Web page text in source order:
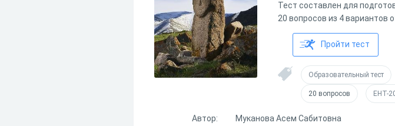
Тест составлен для
20 вопросов из 4 вариантов
Пройти тест
Образовательный тест
20 вопросов ЕНТ-
Автор:
Муканова Асем Сабитовна